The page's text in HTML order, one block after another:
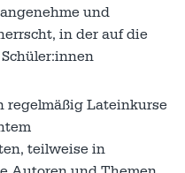
und
in der auf die
regelmäßig Lateinkurse
teilweise in